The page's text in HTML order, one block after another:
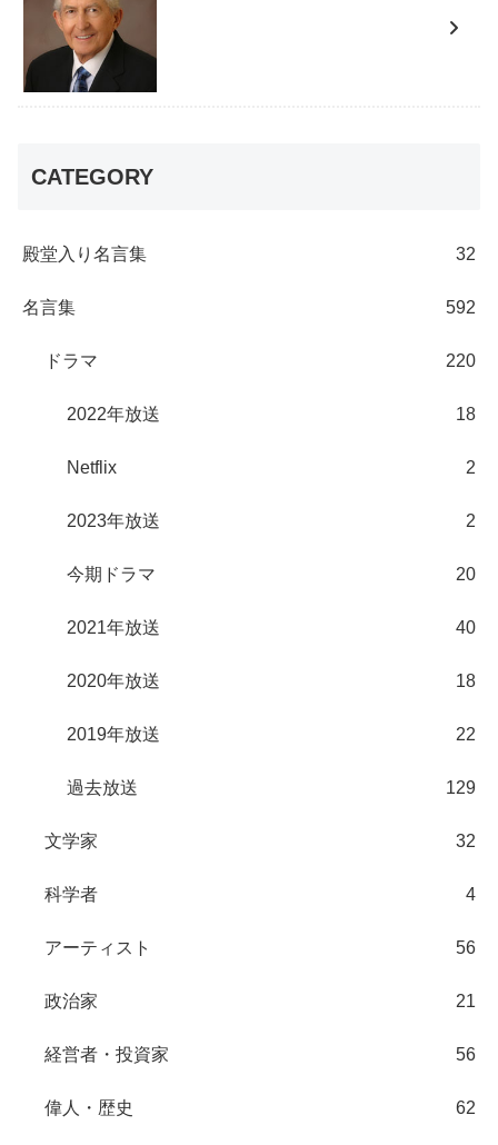
CATEGORY
殿堂入り名言集 32
名言集 592
ドラマ 220
2022年放送 18
Netflix 2
2023年放送 2
今期ドラマ 20
2021年放送 40
2020年放送 18
2019年放送 22
過去放送 129
文学家 32
科学者 4
アーティスト 56
政治家 21
経営者・投資家 56
偉人・歴史 62